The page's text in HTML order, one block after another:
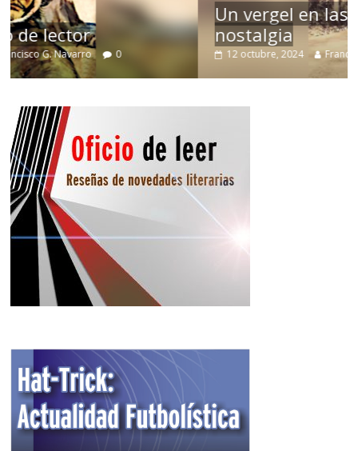
Un vergel en las nieblas de la
nostalgia
12 octubre, 2024 Francisco G. Navarro 0